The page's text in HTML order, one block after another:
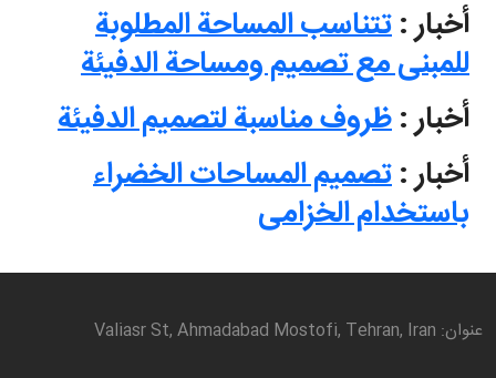
أخبار :تتناسب المساحة المطلوبة
للمبنى مع تصميم ومساحة الدفيئة
أخبار :ظروف مناسبة لتصميم الدفيئة
أخبار :تصميم المساحات الخضراء
باستخدام الخزامى
عنوان: Valiasr St, Ahmadabad Mostofi, Tehran, Iran